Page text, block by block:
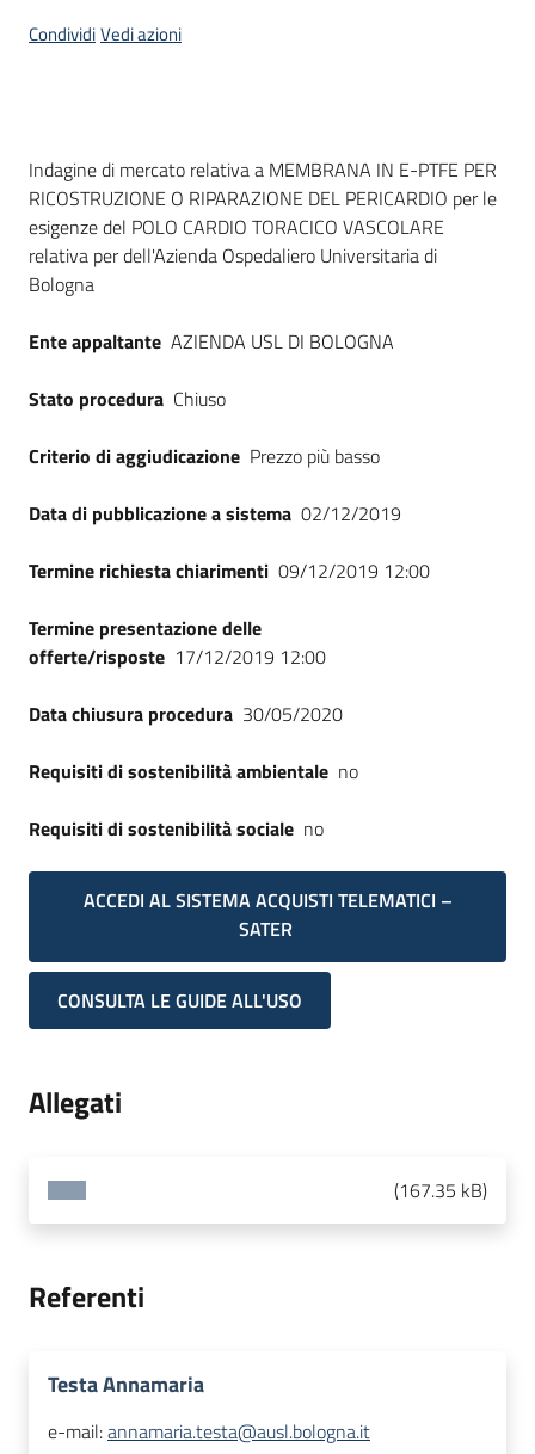
CondividiVedi azioni
Dati del bando
Indagine di mercato relativa a MEMBRANA IN E-PTFE PER
RICOSTRUZIONE O RIPARAZIONE DEL PERICARDIO per le
esigenze del POLO CARDIO TORACICO VASCOLARE
relativa per dell'Azienda Ospedaliero Universitaria di
Bologna
Ente appaltante AZIENDA USL DI BOLOGNA
Stato procedura Chiuso
Criterio di aggiudicazione Prezzo più basso
Data di pubblicazione a sistema 02/12/2019
Termine richiesta chiarimenti 09/12/2019 12:00
Termine presentazione delle
offerte/risposte 17/12/2019 12:00
Data chiusura procedura 30/05/2020
Requisiti di sostenibilità ambientale no
Requisiti di sostenibilità sociale no
ACCEDI AL SISTEMA ACQUISTI TELEMATICI –
SATER
CONSULTA LE GUIDE ALL'USO
Allegati
(167.35 kB)
Referenti
Testa Annamaria
e-mail:annamaria.testa@ausl.bologna.it